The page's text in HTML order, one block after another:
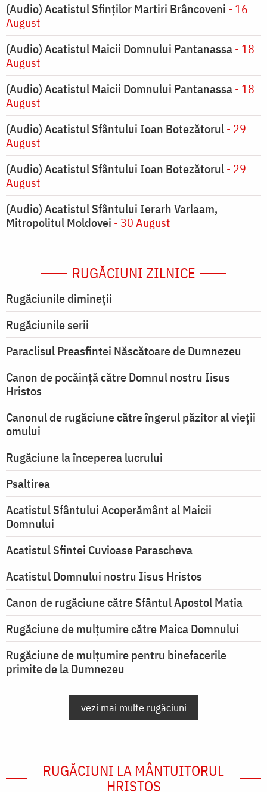
(Audio) Acatistul Sfinților Martiri Brâncoveni - 16
August
(Audio) Acatistul Maicii Domnului Pantanassa- 18
August
(Audio) Acatistul Maicii Domnului Pantanassa- 18
August
(Audio) Acatistul Sfântului Ioan Botezătorul- 29
August
(Audio) Acatistul Sfântului Ioan Botezătorul- 29
August
(Audio) Acatistul Sfântului Ierarh Varlaam,
Mitropolitul Moldovei - 30 August
RUGĂCIUNI ZILNICE
Rugăciunile dimineții
Rugăciunile serii
Paraclisul Preasfintei Născătoare de Dumnezeu
Canon de pocăință către Domnul nostru Iisus
Hristos
Canonul de rugăciune către îngerul păzitor al vieții
omului
Rugăciune la începerea lucrului
Psaltirea
Acatistul Sfântului Acoperământ al Maicii
Domnului
Acatistul Sfintei Cuvioase Parascheva
Acatistul Domnului nostru Iisus Hristos
Canon de rugăciune către Sfântul Apostol Matia
Rugăciune de mulţumire către Maica Domnului
Rugăciune de mulțumire pentru binefacerile
primite de la Dumnezeu
vezi mai multe rugăciuni
RUGĂCIUNI LA MÂNTUITORUL
HRISTOS